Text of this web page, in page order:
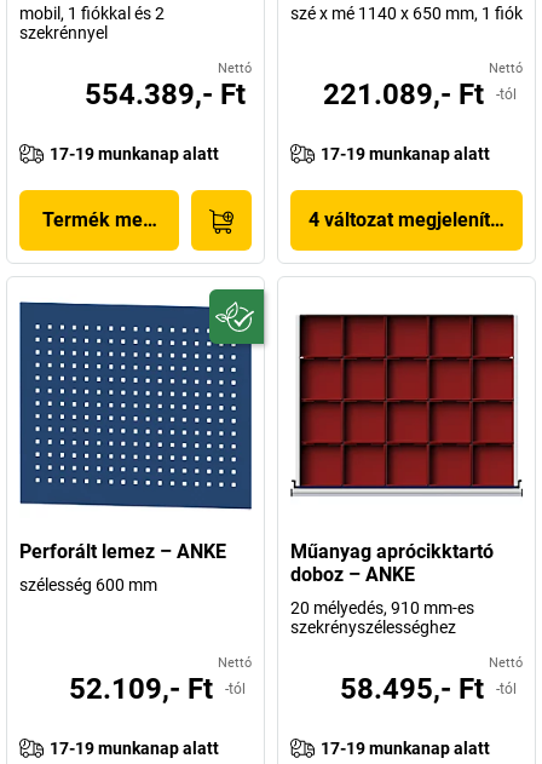
mobil, 1 fiókkal és 2
szekrénnyel
Nettó
554.389,- Ft
17-19 munkanap alatt
Termék megjelenítése
szé x mé 1140 x 650 mm, 1 fiók
Nettó
221.089,- Ft -tól
17-19 munkanap alatt
4 változat megjelenítése
Perforált lemez – ANKE
szélesség 600 mm
Nettó
52.109,- Ft -tól
17-19 munkanap alatt
Műanyag aprócikktartó
doboz – ANKE
20 mélyedés, 910 mm-es
szekrényszélességhez
Nettó
58.495,- Ft -tól
17-19 munkanap alatt